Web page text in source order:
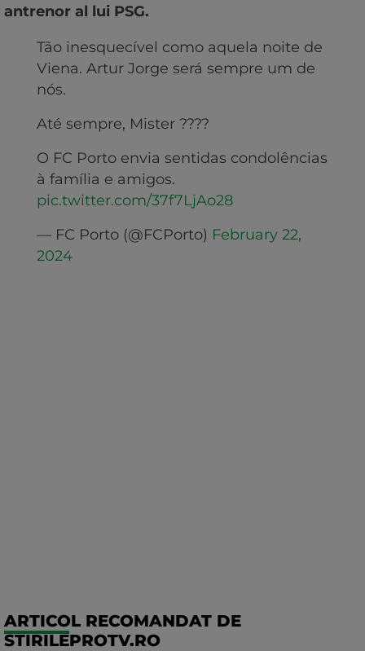
antrenor al lui PSG.
Tão inesquecível como aquela noite de
Viena. Artur Jorge será sempre um de
nós.
Até sempre, Mister ????
O FC Porto envia sentidas condolências
à família e amigos.
pic.twitter.com/37f7LjAo28
— FC Porto (@FCPorto) February 22,
2024
ARTICOL RECOMANDAT DE
STIRILEPROTV.RO